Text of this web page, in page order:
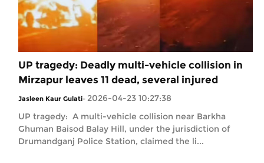
UP tragedy: Deadly multi-vehicle collision in
Mirzapur leaves 11 dead, several injured
Jasleen Kaur Gulati- 2026-04-23 10:27:38
UP tragedy: A multi-vehicle collision near Barkha
Ghuman Baisod Balay Hill, under the jurisdiction of
Drumandganj Police Station, claimed the li...